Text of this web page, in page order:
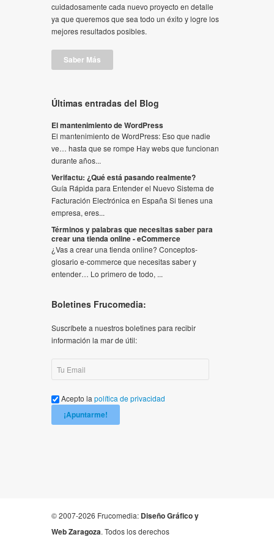
cuidadosamente cada nuevo proyecto en detalle
ya que queremos que sea todo un éxito y logre los
mejores resultados posibles.
Saber Más
Últimas entradas del Blog
El mantenimiento de WordPress
El mantenimiento de WordPress: Eso que nadie
ve… hasta que se rompe Hay webs que funcionan
durante años...
Verifactu: ¿Qué está pasando realmente?
Guía Rápida para Entender el Nuevo Sistema de
Facturación Electrónica en España Si tienes una
empresa, eres...
Términos y palabras que necesitas saber para
crear una tienda online - eCommerce
¿Vas a crear una tienda online? Conceptos-
glosario e-commerce que necesitas saber y
entender… Lo primero de todo, ...
Boletines Frucomedia:
Suscríbete a nuestros boletines para recibir
información la mar de útil:
Acepto la política de privacidad
¡Apuntarme!
© 2007-2026 Frucomedia: Diseño Gráfico y
Web Zaragoza. Todos los derechos